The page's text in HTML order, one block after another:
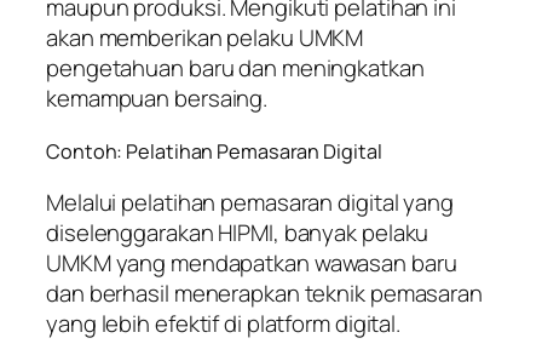
maupun produksi. Mengikuti pelatihan ini
akan memberikan pelaku UMKM
pengetahuan baru dan meningkatkan
kemampuan bersaing.
Contoh: Pelatihan Pemasaran Digital
Melalui pelatihan pemasaran digital yang
diselenggarakan HIPMI, banyak pelaku
UMKM yang mendapatkan wawasan baru
dan berhasil menerapkan teknik pemasaran
yang lebih efektif di platform digital.